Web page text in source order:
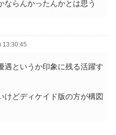
ならんかったんかとは思う
13:30:45
遇というか印象に残る活躍す
けどディケイド版の方が構図